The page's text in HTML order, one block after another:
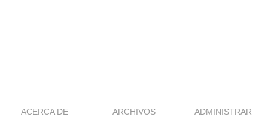
ACERCA DE ARCHIVOS ADMINISTRAR